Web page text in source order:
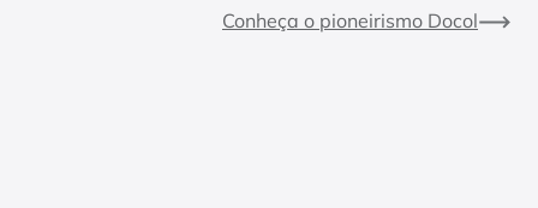
Conheça o pioneirismo Docol